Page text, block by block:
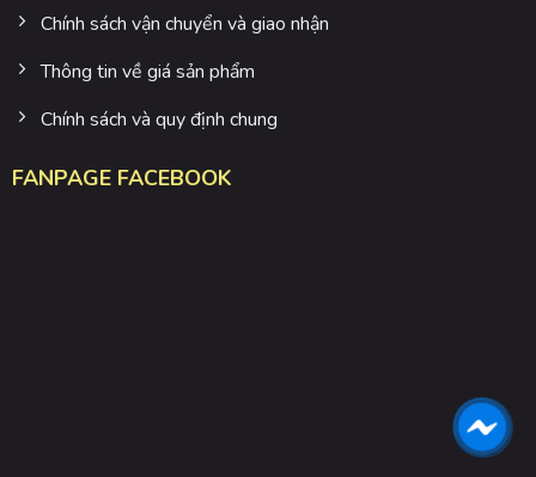
Chính sách vận chuyển và giao nhận
Thông tin về giá sản phẩm
Chính sách và quy định chung
FANPAGE FACEBOOK